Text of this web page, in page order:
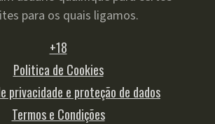
para os quais ligamos.
+18
Politica de Cookies
privacidade e proteção de dados
Termos e Condições